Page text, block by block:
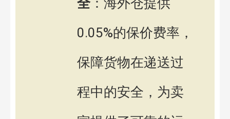
0.05%的保价费率，
保障货物在递送过
程中的安全，为卖